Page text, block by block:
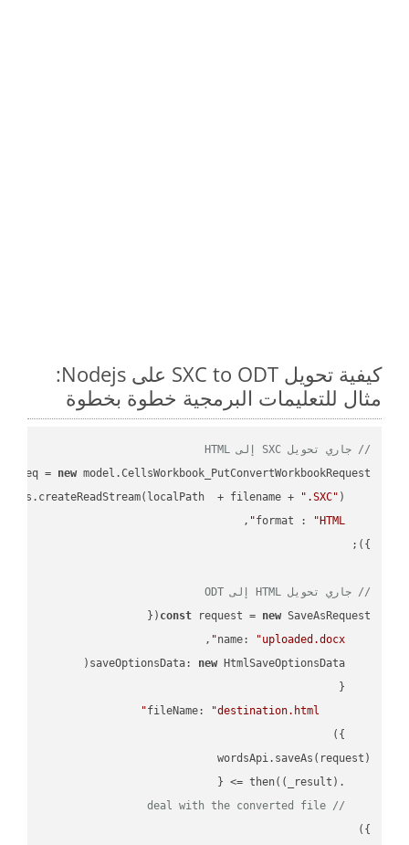
كيفية تحويل SXC to ODT على Nodejs:
مثال للتعليمات البرمجية خطوة بخطوة
// جاري تحويل SXC إلى HTML
req = new
: fs.createReadStream(localPath  + filename +
".SXC"
format : "HTML"
// جاري تحويل HTML إلى ODT
const request = new
name: "uploaded.docx"
saveOptionsData: new
fileName:
"destination.html"
    .then(
( _result ) =>
// deal with the converted file